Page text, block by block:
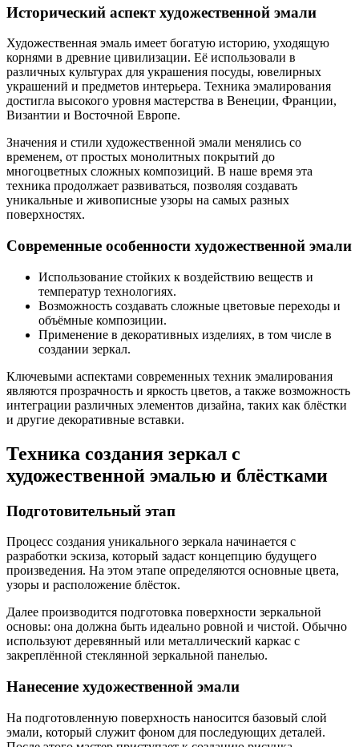
Исторический аспект художественной эмали
Художественная эмаль имеет богатую историю, уходящую
корнями в древние цивилизации. Её использовали в
различных культурах для украшения посуды, ювелирных
украшений и предметов интерьера. Техника эмалирования
достигла высокого уровня мастерства в Венеции, Франции,
Византии и Восточной Европе.
Значения и стили художественной эмали менялись со
временем, от простых монолитных покрытий до
многоцветных сложных композиций. В наше время эта
техника продолжает развиваться, позволяя создавать
уникальные и живописные узоры на самых разных
поверхностях.
Современные особенности художественной эмали
Использование стойких к воздействию веществ и
температур технологиях.
Возможность создавать сложные цветовые переходы и
объёмные композиции.
Применение в декоративных изделиях, в том числе в
создании зеркал.
Ключевыми аспектами современных техник эмалирования
являются прозрачность и яркость цветов, а также возможность
интеграции различных элементов дизайна, таких как блёстки
и другие декоративные вставки.
Техника создания зеркал с
художественной эмалью и блёстками
Подготовительный этап
Процесс создания уникального зеркала начинается с
разработки эскиза, который задаст концепцию будущего
произведения. На этом этапе определяются основные цвета,
узоры и расположение блёсток.
Далее производится подготовка поверхности зеркальной
основы: она должна быть идеально ровной и чистой. Обычно
используют деревянный или металлический каркас с
закреплённой стеклянной зеркальной панелью.
Нанесение художественной эмали
На подготовленную поверхность наносится базовый слой
эмали, который служит фоном для последующих деталей.